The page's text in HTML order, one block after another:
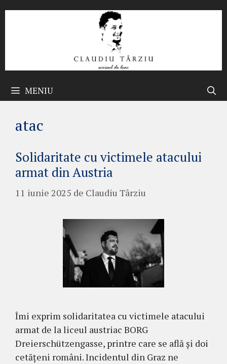
MENIU
atac
Solidaritate cu victimele atacului
armat din Austria
11 iunie 2025 de Claudiu Târziu
Îmi exprim solidaritatea cu victimele atacului
armat de la liceul austriac BORG
Dreierschützengasse, printre care se află și doi
cetățeni români. Incidentul din Graz ne